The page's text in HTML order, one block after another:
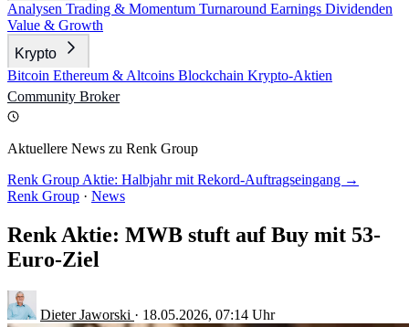
Analysen Trading & Momentum Turnaround Earnings Dividenden
Value & Growth
Krypto
Bitcoin Ethereum & Altcoins Blockchain Krypto-Aktien
Community Broker
Aktuellere News zu Renk Group
Renk Group Aktie: Halbjahr mit Rekord-Auftragseingang →
Renk Group · News
Renk Aktie: MWB stuft auf Buy mit 53-
Euro-Ziel
Dieter Jaworski · 18.05.2026, 07:14 Uhr